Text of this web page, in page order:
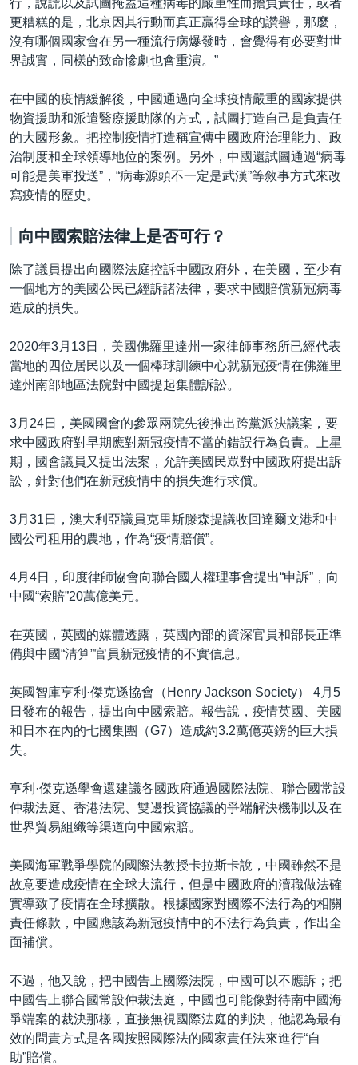
更糟糕的是，北京因其行動而真正贏得全球的讚譽，那麼，
沒有哪個國家會在另一種流行病爆發時，會覺得有必要對世
界誠實，同樣的致命慘劇也會重演。”
在中國的疫情緩解後，中國通過向全球疫情嚴重的國家提供
物資援助和派遣醫療援助隊的方式，試圖打造自己是負責任
的大國形象。把控制疫情打造稱宣傳中國政府治理能力、政
治制度和全球領導地位的案例。另外，中國還試圖通過“病毒
可能是美軍投送”，“病毒源頭不一定是武漢”等敘事方式來改
寫疫情的歷史。
向中國索賠法律上是否可行？
除了議員提出向國際法庭控訴中國政府外，在美國，至少有
一個地方的美國公民已經訴諸法律，要求中國賠償新冠病毒
造成的損失。
2020年3月13日，美國佛羅里達州一家律師事務所已經代表
當地的四位居民以及一個棒球訓練中心就新冠疫情在佛羅里
達州南部地區法院對中國提起集體訴訟。
3月24日，美國國會的參眾兩院先後推出跨黨派決議案，要
求中國政府對早期應對新冠疫情不當的錯誤行為負責。上星
期，國會議員又提出法案，允許美國民眾對中國政府提出訴
訟，針對他們在新冠疫情中的損失進行求償。
3月31日，澳大利亞議員克里斯滕森提議收回達爾文港和中
國公司租用的農地，作為“疫情賠償”。
4月4日，印度律師協會向聯合國人權理事會提出“申訴”，向
中國“索賠”20萬億美元。
在英國，英國的媒體透露，英國內部的資深官員和部長正準
備與中國“清算”官員新冠疫情的不實信息。
英國智庫亨利·傑克遜協會（Henry Jackson Society） 4月5
日發布的報告，提出向中國索賠。報告說，疫情英國、美國
和日本在內的七國集團（G7）造成約3.2萬億英鎊的巨大損
失。
亨利·傑克遜學會還建議各國政府通過國際法院、聯合國常設
仲裁法庭、香港法院、雙邊投資協議的爭端解決機制以及在
世界貿易組織等渠道向中國索賠。
美國海軍戰爭學院的國際法教授卡拉斯卡說，中國雖然不是
故意要造成疫情在全球大流行，但是中國政府的瀆職做法確
實導致了疫情在全球擴散。根據國家對國際不法行為的相關
責任條款，中國應該為新冠疫情中的不法行為負責，作出全
面補償。
不過，他又說，把中國告上國際法院，中國可以不應訴；把
中國告上聯合國常設仲裁法庭，中國也可能像對待南中國海
爭端案的裁決那樣，直接無視國際法庭的判決，他認為最有
效的問責方式是各國按照國際法的國家責任法來進行“自
助”賠償。